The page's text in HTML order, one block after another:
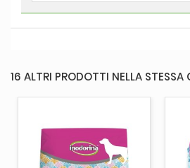
16 ALTRI PRODOTTI NELLA STESSA